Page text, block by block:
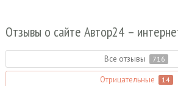
Отзывы о сайте Автор24 –
Все отзывы 716
Отрицательные 14